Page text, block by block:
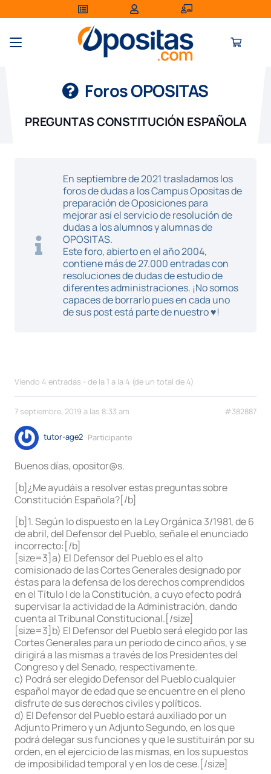
Foros OPOSITAS
PREGUNTAS CONSTITUCIÓN ESPAÑOLA
En septiembre de 2021 trasladamos los
foros de dudas a los Campus Opositas de
preparación de Oposiciones para
mejorar así el servicio de resolución de
dudas a los alumnos y alumnas de
OPOSITAS.
Este foro, abierto en el año 2004,
contiene más de 27.000 entradas con
resoluciones de dudas de estudio de
diferentes administraciones. ¡No somos
capaces de borrarlo pues en cada uno
de sus post está parte de nuestro ♥!
Viendo 4 entradas - de la 1 a la 4 (de un total de 4)
7 septiembre, 2019 a las 8:33 am #382887
tutor-age2 Participante
Buenos días, opositor@s.
[b]¿Me ayudáis a resolver estas preguntas sobre
Constitución Española?[/b]
[b]1. Según lo dispuesto en la Ley Orgánica 3/1981, de 6
de abril, del Defensor del Pueblo, señale el enunciado
incorrecto:[/b]
[size=3]a) El Defensor del Pueblo es el alto
comisionado de las Cortes Generales designado por
éstas para la defensa de los derechos comprendidos
en el Título I de la Constitución, a cuyo efecto podrá
supervisar la actividad de la Administración, dando
cuenta al Tribunal Constitucional.[/size]
[size=3]b) El Defensor del Pueblo será elegido por las
Cortes Generales para un período de cinco años, y se
dirigirá a las mismas a través de los Presidentes del
Congreso y del Senado, respectivamente.
c) Podrá ser elegido Defensor del Pueblo cualquier
español mayor de edad que se encuentre en el pleno
disfrute de sus derechos civiles y políticos.
d) El Defensor del Pueblo estará auxiliado por un
Adjunto Primero y un Adjunto Segundo, en los que
podrá delegar sus funciones y que le sustituirán por su
orden, en el ejercicio de las mismas, en los supuestos
de imposibilidad temporal y en los de cese.[/size]